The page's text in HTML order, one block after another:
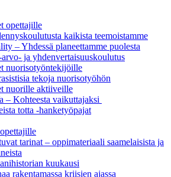
opettajille
kaikista teemois­tamme
– Yhdessä planeettamme puolesta
arvo- ja yhdenvertaisuuskoulutus
nuorisotyöntekijöille
tekoja nuorisotyöhön
nuorille aktiiveille
– Kohteesta vaikuttajaksi
totta -hanketyöpajat
tarinat – oppi­materiaali saamelaisista ja
kuukausi
rakentamassa kriisien ajassa